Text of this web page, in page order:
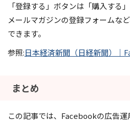
「登録する」ボタンは「購入する
メールマガジンの登録フォームな
できます。
参照:日本経済新聞（日経新聞）｜
まとめ
この記事では、Facebookの広告